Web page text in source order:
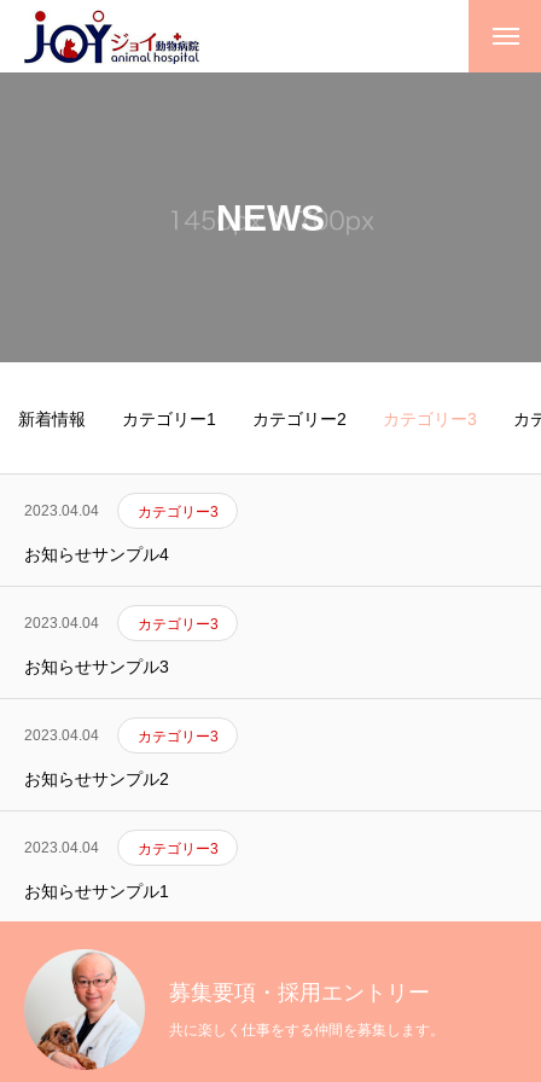
募集要項・採用エントリー
JOY動物病院
NEWS
新着情報 カテゴリー1 カテゴリー2 カテゴリー3 カ
2023.04.04 カテゴリー3
お知らせサンプル4
2023.04.04 カテゴリー3
お知らせサンプル3
2023.04.04 カテゴリー3
お知らせサンプル2
2023.04.04 カテゴリー3
お知らせサンプル1
募集要項・採用エントリー
共に楽しく仕事をする仲間を募集します。